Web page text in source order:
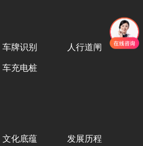
车牌识别 人行道闸
车充电桩
文化底蕴 发展历程